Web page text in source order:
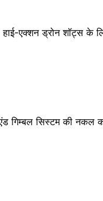
ड्रोन शॉट्स के लिए,
गिम्बल सिस्टम की नकल